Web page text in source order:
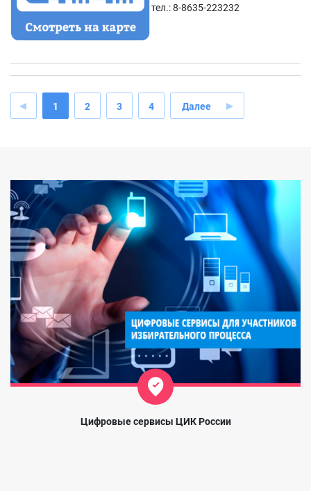
тел.: 8-8635-223232
1 2 3 4 Далее
Цифровые сервисы ЦИК России